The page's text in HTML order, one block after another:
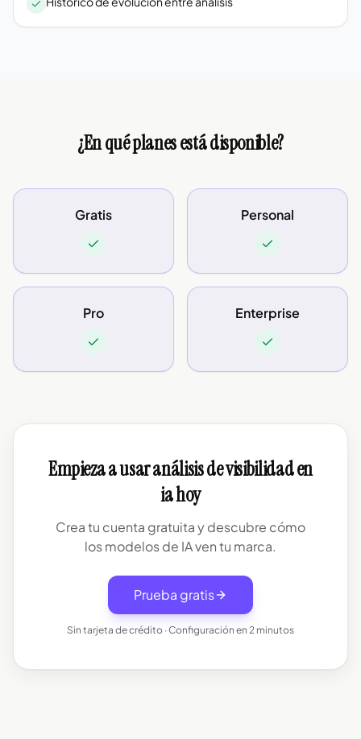
¿En qué planes está disponible?
Gratis Personal
Pro Enterprise
Empieza a usar análisis de visibilidad en
ia hoy
Crea tu cuenta gratuita y descubre cómo
los modelos de IA ven tu marca.
Prueba gratis
Sin tarjeta de crédito · Configuración en 2 minutos